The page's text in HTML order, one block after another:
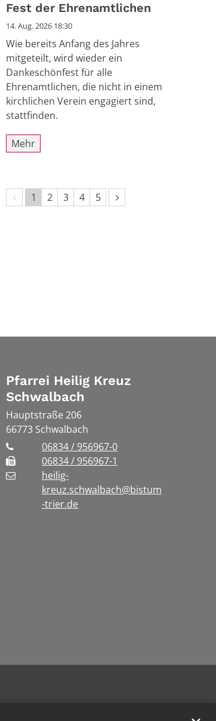
Fest der Ehrenamtlichen
14. Aug. 2026 18:30
Wie bereits Anfang des Jahres
mitgeteilt, wird wieder ein
Dankeschönfest für alle
Ehrenamtlichen, die nicht in einem
kirchlichen Verein engagiert sind,
stattfinden.
Mehr
Vorherige Seite
1 2 3 4 5 Nächste Seite
Pfarrei Heilig Kreuz
Schwalbach
Hauptstraße 206
66773 Schwalbach
06834 / 956967-0
06834 / 956967-1
heilig-
kreuz.schwalbach@bistum
-trier.de